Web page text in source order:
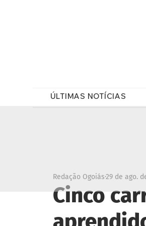
ÚLTIMAS NOTÍCIAS
Cinco
Redação Ogoiás29 de ago.